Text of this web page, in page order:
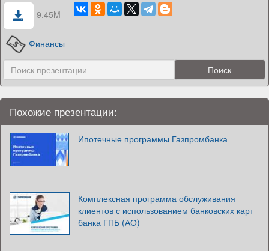
9.45M
Финансы
Похожие презентации:
Ипотечные программы Газпромбанка
Комплексная программа обслуживания
клиентов с использованием банковских карт
банка ГПБ (АО)